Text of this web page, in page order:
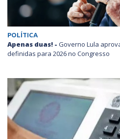
POLÍTICA
Apenas duas! - Governo Lula
definidas para 2026 no Congresso